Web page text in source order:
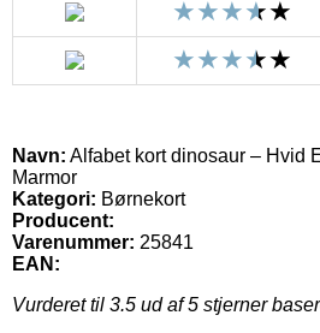
Navn: Alfabet kort dinosaur – Hvid
Marmor
Kategori: Børnekort
Producent:
Varenummer: 25841
EAN:
Vurderet til 3.5 ud af 5 stjerner